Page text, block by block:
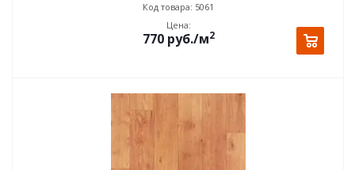
Код товара: 5061
Цена:
770руб./м2